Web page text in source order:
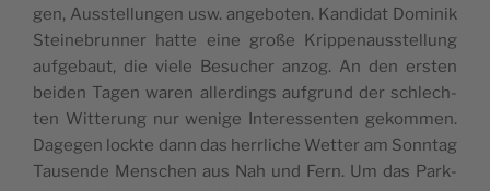
gen, Auss­te­llun­gen usw. ange­bo­ten. Kan­di­dat Domi­nik
Stei­ne­brun­ner hat­te eine große Krip­pe­nauss­te­llung
auf­ge­baut, die vie­le Besu­cher anzog. An den ers­ten
bei­den Tagen waren aller­dings auf­grund der schlech­
ten Wit­te­rung nur weni­ge Inter­es­sen­ten gekom­men.
Dage­gen lock­te dann das herrli­che Wet­ter am Sonn­tag
Tau­sen­de Mens­chen aus Nah und Fern. Um das Park­